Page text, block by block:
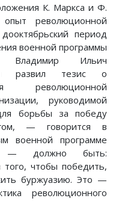
К. Маркса и Ф.
революционной
период
военной программы
Владимир Ильич
и развил тезис о
революционной
руководимой
борьбы за победу
— говорится в
военной программе
— должно быть:
чтобы победить,
буржуазию. Это —
революционного